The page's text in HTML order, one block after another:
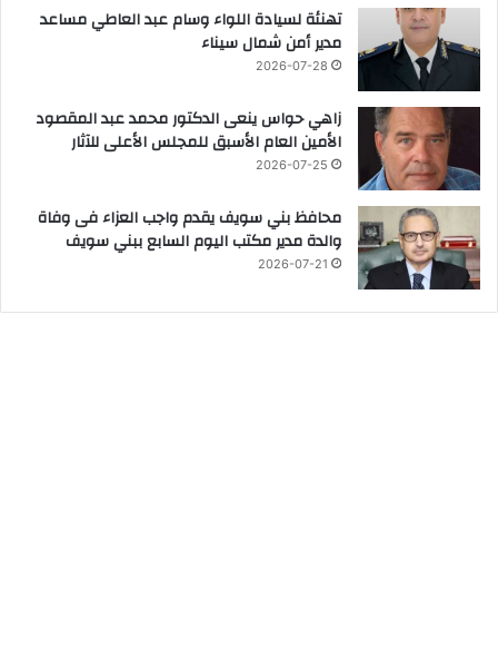
تهنئة لسيادة اللواء وسام عبد العاطي مساعد
مدير أمن شمال سيناء
2026-07-28
زاهي حواس ينعى الدكتور محمد عبد المقصود
الأمين العام الأسبق للمجلس الأعلى للآثار
2026-07-25
محافظ بني سويف يقدم واجب العزاء فى وفاة
والدة مدير مكتب اليوم السابع ببني سويف
2026-07-21